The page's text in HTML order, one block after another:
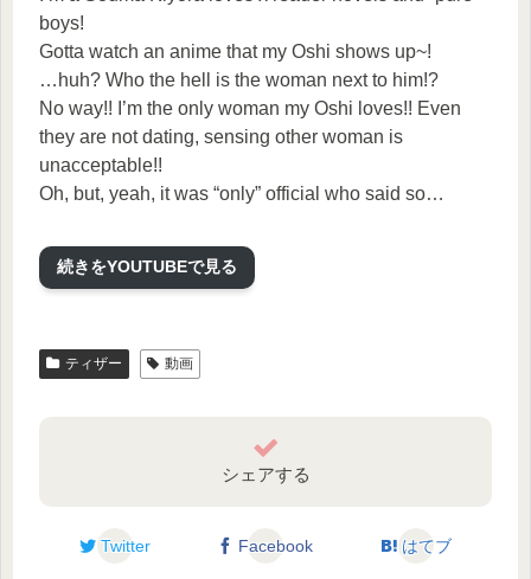
boys!
Gotta watch an anime that my Oshi shows up~!
…huh? Who the hell is the woman next to him!?
No way!! I’m the only woman my Oshi loves!! Even
they are not dating, sensing other woman is
unacceptable!!
Oh, but, yeah, it was “only” official who said so…
୨୧┈┈┈┈┈┈┈┈┈┈┈┈┈┈┈┈┈୨୧
Stream on both of Twitch and YouTube!
https://youtube.com/live/fThb4uuh5D0?feature=share
続きをYOUTUBEで見る
ティザー 動画
シェアする
Twitter Facebook はてブ